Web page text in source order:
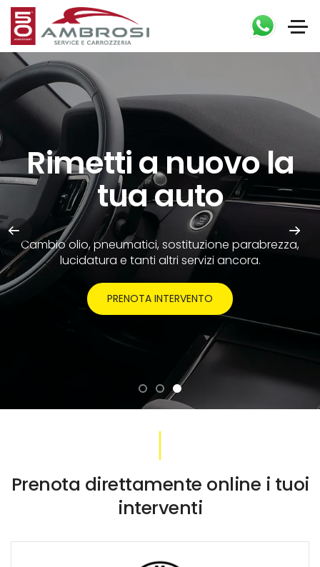
Rimetti a nuovo la
tua auto
Cambio olio, pneumatici, sostituzione parabrezza,
lucidatura e tanti altri servizi ancora.
PRENOTA INTERVENTO
Prenota direttamente online i tuoi
interventi